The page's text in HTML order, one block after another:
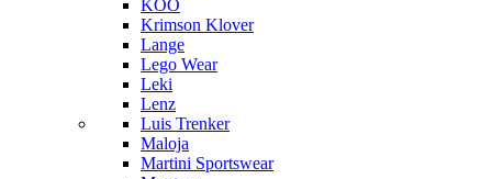
KOO
Krimson Klover
Lange
Lego Wear
Leki
Lenz
Luis Trenker
Maloja
Martini Sportswear